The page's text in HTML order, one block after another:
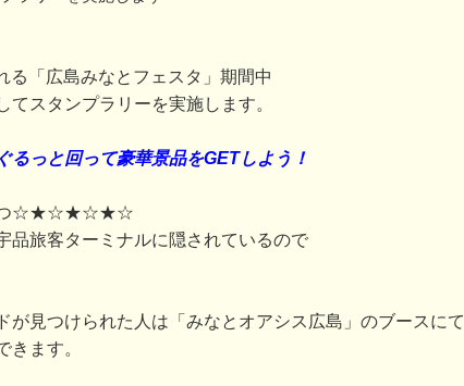
る「広島みなとフェスタ」期間中
てスタンプラリーを実施します。
るっと回って豪華景品をGETしよう！
７つ☆★☆★☆★☆
品旅客ターミナルに隠されているので
が見つけられた人は「みなとオアシス広島」のブースにて
きます。